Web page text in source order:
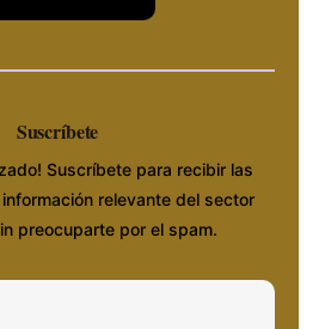
Suscríbete
Suscríbete para recibir las
relevante del sector
preocuparte por el spam.